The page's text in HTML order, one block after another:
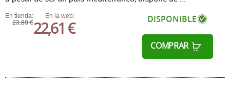
En tienda:
23,80 €
En la web:
22,61 € DISPONIBLE
COMPRAR